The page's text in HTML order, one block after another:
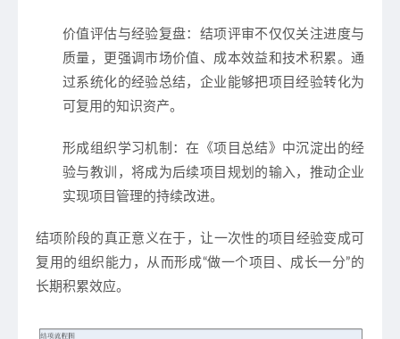
价值评估与经验复盘：结项评审不仅仅关注进度与
质量，更强调市场价值、成本效益和技术积累。通
过系统化的经验总结，企业能够把项目经验转化为
可复用的知识资产。
形成组织学习机制 ：在《项目总结》中沉淀出的经
验与教训，将成为后续项目规划的输入，推动企业
实现项目管理的持续改进。
结项阶段的真正意义在于，让一次性的项目经验变成可
复用的组织能力 ，从而形成“做一个项目、成长一分”的
长期积累效应。